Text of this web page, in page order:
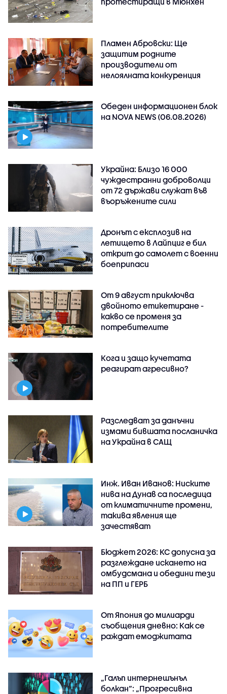
Пламен Абровски: Ще
защитим родните
производители от
нелоялната конкуренция
Обеден информационен блок
на NOVA NEWS (06.08.2026)
Украйна: Близо 16 000
чуждестранни доброволци
от 72 държави служат във
въоръжените сили
Дронът с експлозив на
летището в Лайпциг е бил
открит до самолет с военни
боеприпаси
От 9 август приключва
двойното етикетиране -
какво се променя за
потребителите
Кога и защо кучетата
реагират агресивно?
Разследват за данъчни
измами бившата посланичка
на Украйна в САЩ
Инж. Иван Иванов: Ниските
нива на Дунав са последица
от климатичните промени,
такива явления ще
зачестяват
Бюджет 2026: КС допусна за
разглеждане искането на
омбудсмана и обедини тези
на ПП и ГЕРБ
От Япония до милиарди
съобщения дневно: Как се
раждат емоджитата
„Галъп интернешънъл
болкан“: „Прогресивна